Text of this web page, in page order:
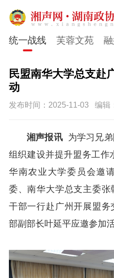
统一战线 芙蓉文苑
民盟南华大学总支赴
动
发布时间：2025-11-03 编辑
湘声报讯
为学习兄
组织建设并提升盟务工作
华南农业大学委员会邀
委、南华大学总支主委
干部一行赴广州开展盟
部副部长叶延平应邀参加活